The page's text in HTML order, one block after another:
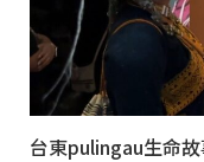
台東pulingau生命